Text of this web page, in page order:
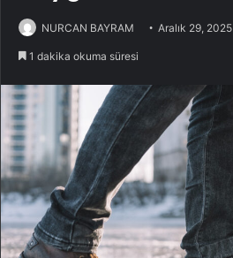
NURCAN BAYRAM Aralık 29, 2025
1 dakika okuma süresi